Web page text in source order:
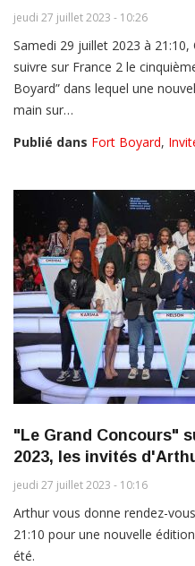
jeudi 27 juillet 2023 - 10:26
Samedi 29 juillet 2023 à
suivre sur France 2 le
Boyard” dans lequel une
main sur…
Publié dans Fort Boyard,
"Le Grand Concours"
2023, les invités
jeudi 27 juillet 2023 - 10:16
Arthur vous donne rendez-
21:10 pour une nouvelle
été.